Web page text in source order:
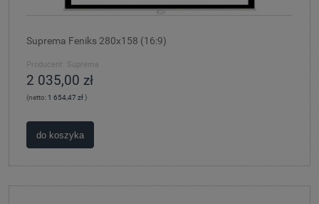
Suprema Feniks 280x158 (16:9)
Producent: Suprema
2 035,00 zł
(netto: 1 654,47 zł)
do koszyka